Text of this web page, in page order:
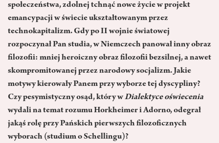
społeczeństwa, zdolnej tchnąć nowe życie w projekt
emancypacji w świecie ukształtowanym przez
technokapitalizm. Gdy po II wojnie światowej
rozpoczynał Pan studia, w Niemczech panował inny obraz
filozofii: mniej heroiczny obraz filozofii bezsilnej, a nawet
skompromitowanej przez narodowy socjalizm. Jakie
motywy kierowały Panem przy wyborze tej dyscypliny?
Czy pesymistyczny osąd, który wDialektyce oświecenia
wydali na temat rozumu Horkheimer i Adorno, odegrał
jakąś rolę przy Pańskich pierwszych filozoficznych
wyborach (studium o Schellingu)?